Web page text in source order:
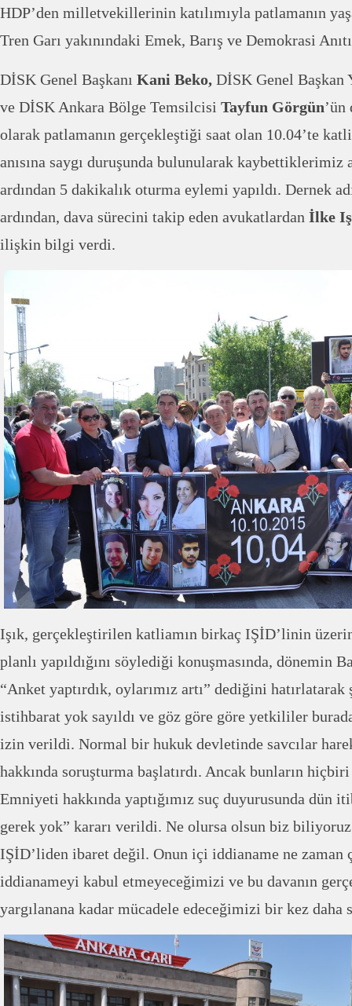
HDP’den milletvekillerinin katılımıyla patlamanın
Tren Garı yakınındaki Emek, Barış ve Demokrasi
DİSK Genel Başkanı Kani Beko, DİSK Genel Başkan
ve DİSK Ankara Bölge Temsilcisi Tayfun Görgün’ün
olarak patlamanın gerçekleştiği saat olan 10.04’te
anısına saygı duruşunda bulunularak kaybettiklerimiz
ardından 5 dakikalık oturma eylemi yapıldı. Dernek
ardından, dava sürecini takip eden avukatlardan İlke
ilişkin bilgi verdi.
Işık, gerçekleştirilen katliamın birkaç IŞİD’linin
planlı yapıldığını söylediği konuşmasında, dönemin
“Anket yaptırdık, oylarımız artı” dediğini
istihbarat yok sayıldı ve göz göre göre yetkililer
izin verildi. Normal bir hukuk devletinde savcılar
hakkında soruşturma başlatırdı. Ancak bunların
Emniyeti hakkında yaptığımız suç duyurusunda dün
gerek yok” kararı verildi. Ne olursa olsun biz
IŞİD’liden ibaret değil. Onun içi iddianame ne zaman
iddianameyi kabul etmeyeceğimizi ve bu davanın
yargılanana kadar mücadele edeceğimizi bir kez daha